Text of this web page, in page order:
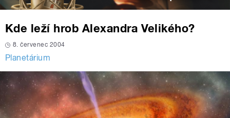
Kde leží hrob Alexandra Velikého?
8. červenec 2004
Planetárium